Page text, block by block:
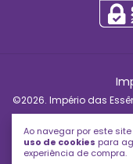
Ao navegar por este site
uso de cookies para
experiência de compra.
©2026. Império das